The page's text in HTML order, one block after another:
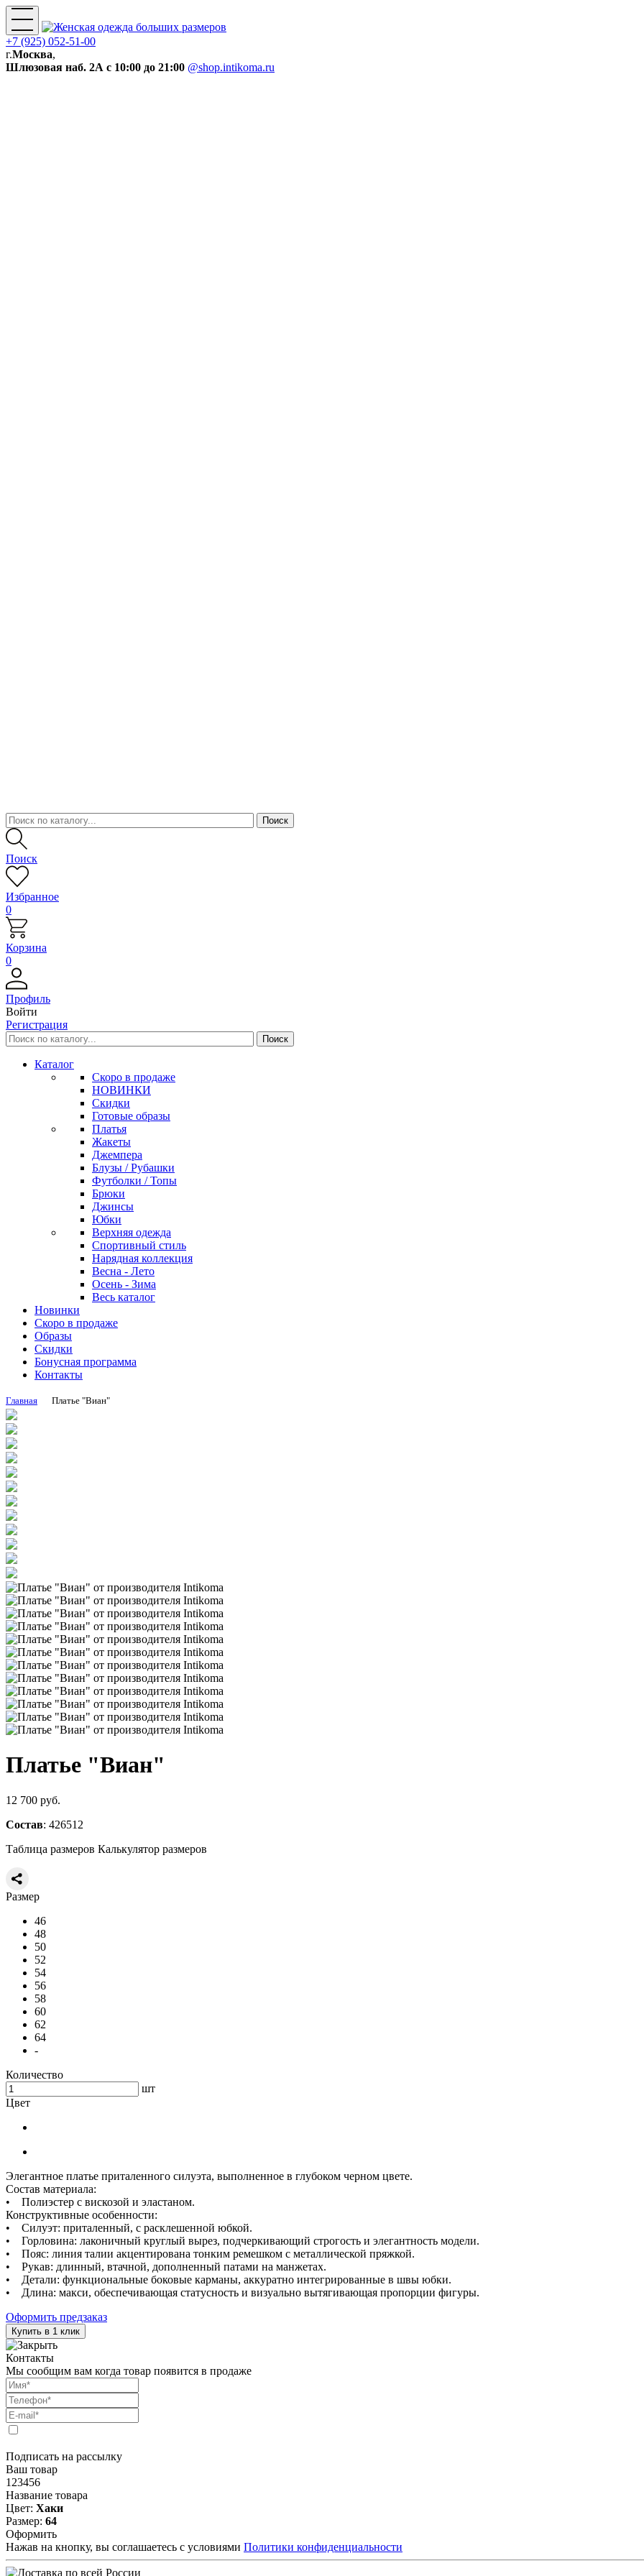
+7 (925) 052-51-00
г.Москва,
Шлюзовая наб. 2А с 10:00 до 21:00 @shop.intikoma.ru
Поиск
Избранное
0
Корзина
0
Профиль
Войти
Регистрация
Каталог
Скоро в продаже
НОВИНКИ
Скидки
Готовые образы
Платья
Жакеты
Джемпера
Блузы / Рубашки
Футболки / Топы
Брюки
Джинсы
Юбки
Верхняя одежда
Спортивный стиль
Нарядная коллекция
Весна - Лето
Осень - Зима
Весь каталог
Новинки
Скоро в продаже
Образы
Скидки
Бонусная программа
Контакты
Главная Платье "Виан"
Платье "Виан"
12 700 руб.
Состав: 426512
Таблица размеров Калькулятор размеров
Размер
46
48
50
52
54
56
58
60
62
64
-
Количество
шт
Цвет
Элегантное платье приталенного силуэта, выполненное в глубоком черном цвете.
Состав материала:
• Полиэстер с вискозой и эластаном.
Конструктивные особенности:
• Силуэт: приталенный, с расклешенной юбкой.
• Горловина: лаконичный круглый вырез, подчеркивающий строгость и элегантность модели.
• Пояс: линия талии акцентирована тонким ремешком с металлической пряжкой.
• Рукав: длинный, втачной, дополненный патами на манжетах.
• Детали: функциональные боковые карманы, аккуратно интегрированные в швы юбки.
• Длина: макси, обеспечивающая статусность и визуально вытягивающая пропорции фигуры.
Оформить предзаказ
Купить в 1 клик
Контакты
Мы сообщим вам когда товар появится в продаже
Подписать на рассылку
Ваш товар
123456
Название товара
Цвет: Хаки
Размер: 64
Оформить
Нажав на кнопку, вы соглашаетесь с условиями Политики конфиденциальности